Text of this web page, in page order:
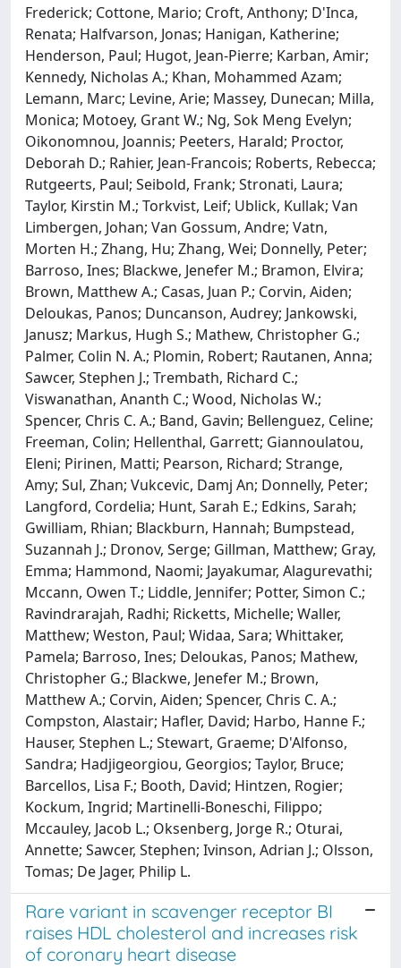
Frederick; Cottone, Mario; Croft, Anthony; D'Inca,
Renata; Halfvarson, Jonas; Hanigan, Katherine;
Henderson, Paul; Hugot, Jean-Pierre; Karban, Amir;
Kennedy, Nicholas A.; Khan, Mohammed Azam;
Lemann, Marc; Levine, Arie; Massey, Dunecan; Milla,
Monica; Motoey, Grant W.; Ng, Sok Meng Evelyn;
Oikonomnou, Joannis; Peeters, Harald; Proctor,
Deborah D.; Rahier, Jean-Francois; Roberts, Rebecca;
Rutgeerts, Paul; Seibold, Frank; Stronati, Laura;
Taylor, Kirstin M.; Torkvist, Leif; Ublick, Kullak; Van
Limbergen, Johan; Van Gossum, Andre; Vatn,
Morten H.; Zhang, Hu; Zhang, Wei; Donnelly, Peter;
Barroso, Ines; Blackwe, Jenefer M.; Bramon, Elvira;
Brown, Matthew A.; Casas, Juan P.; Corvin, Aiden;
Deloukas, Panos; Duncanson, Audrey; Jankowski,
Janusz; Markus, Hugh S.; Mathew, Christopher G.;
Palmer, Colin N. A.; Plomin, Robert; Rautanen, Anna;
Sawcer, Stephen J.; Trembath, Richard C.;
Viswanathan, Ananth C.; Wood, Nicholas W.;
Spencer, Chris C. A.; Band, Gavin; Bellenguez, Celine;
Freeman, Colin; Hellenthal, Garrett; Giannoulatou,
Eleni; Pirinen, Matti; Pearson, Richard; Strange,
Amy; Sul, Zhan; Vukcevic, Damj An; Donnelly, Peter;
Langford, Cordelia; Hunt, Sarah E.; Edkins, Sarah;
Gwilliam, Rhian; Blackburn, Hannah; Bumpstead,
Suzannah J.; Dronov, Serge; Gillman, Matthew; Gray,
Emma; Hammond, Naomi; Jayakumar, Alagurevathi;
Mccann, Owen T.; Liddle, Jennifer; Potter, Simon C.;
Ravindrarajah, Radhi; Ricketts, Michelle; Waller,
Matthew; Weston, Paul; Widaa, Sara; Whittaker,
Pamela; Barroso, Ines; Deloukas, Panos; Mathew,
Christopher G.; Blackwe, Jenefer M.; Brown,
Matthew A.; Corvin, Aiden; Spencer, Chris C. A.;
Compston, Alastair; Hafler, David; Harbo, Hanne F.;
Hauser, Stephen L.; Stewart, Graeme; D'Alfonso,
Sandra; Hadjigeorgiou, Georgios; Taylor, Bruce;
Barcellos, Lisa F.; Booth, David; Hintzen, Rogier;
Kockum, Ingrid; Martinelli-Boneschi, Filippo;
Mccauley, Jacob L.; Oksenberg, Jorge R.; Oturai,
Annette; Sawcer, Stephen; Ivinson, Adrian J.; Olsson,
Tomas; De Jager, Philip L.
Rare variant in scavenger receptor BI
raises HDL cholesterol and increases risk
of coronary heart disease